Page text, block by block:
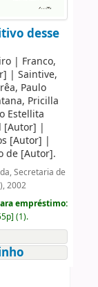
desse
| Franco,
| Saintive,
Paulo
Pricilla
Estellita
[Autor] |
[Autor] |
de[Autor].
Secretaria de
2002
empréstimo:
] (1).